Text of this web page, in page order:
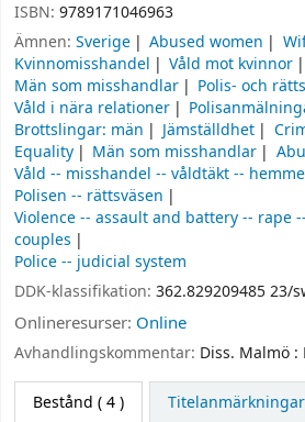
ISBN: 9789171046963
Ämnen: Sverige Abused women
Kvinnomisshandel
Våld mot kvinnor
Män som misshandlar
Polis- och
Våld i nära relationer
Brottslingar: män
Jämställdhet
Equality
Män som misshandlar
Våld -- misshandel -- våldtäkt --
Polisen -- rättsväsen
Violence -- assault and battery -- rape
couples
Police -- judicial system
DDK-klassifikation: 362.829209485 23/
Onlineresurser: Online
Avhandlingskommentar: Diss. Malmö
Bestånd ( 4 )